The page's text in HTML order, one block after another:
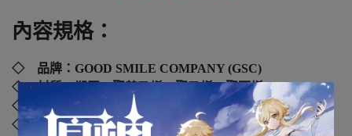
內容規格：
◇ 品牌： GOOD SMILE COMPANY (GSC)
◇ 材質：塑膠、聚苯乙烯、聚乙烯、聚丙烯
◇ 外盒尺寸：. cm
◇ 年齡：4歲以上